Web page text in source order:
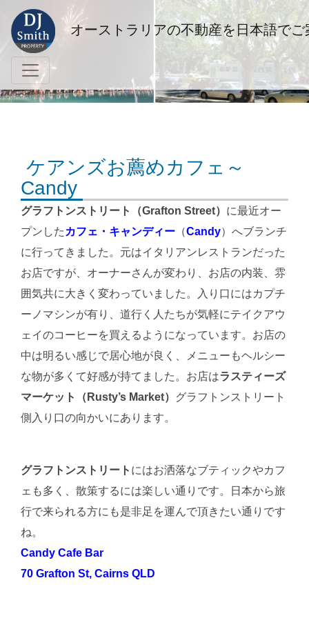
オーストラリアの不動産を日本語でご
ケアンズお薦めカフェ～
Candy
グラフトンストリート（Grafton Street） に最近オー
プンした カフェ・キャンディー （Candy）へブランチ
に行ってきました。元はイタリアンレストランだった
お店ですが、オーナーさんが変わり、お店の内装、雰
囲気共に大きく変わっていました。入り口にはカプチ
ーノマシンが有り、道行く人たちが気軽にテイクアウ
ェイのコーヒーを買えるようになっています。お店の
中は明るい感じで居心地が良く、メニューもヘルシー
な物が多くて好感が持てました。お店はラスティーズ
マーケット（Rusty’s Market） グラフトンストリート
側入り口の向かいにあります。
グラフトンストリート にはお洒落なブティックやカフ
ェも多く、散策するには楽しい通りです。日本から旅
行で来られる方にも是非足を運んで頂きたい通りです
ね。
Candy Cafe Bar
70 Grafton St, Cairns QLD